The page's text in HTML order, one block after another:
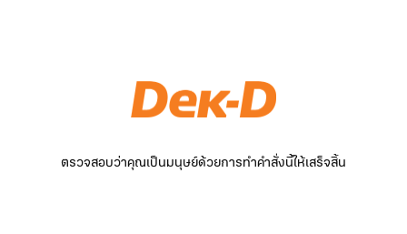
ตรวจสอบว่าคุณเป็นมนุษย์ด้วยการทำคำสั่งนี้ให้เสร็จสิ้น